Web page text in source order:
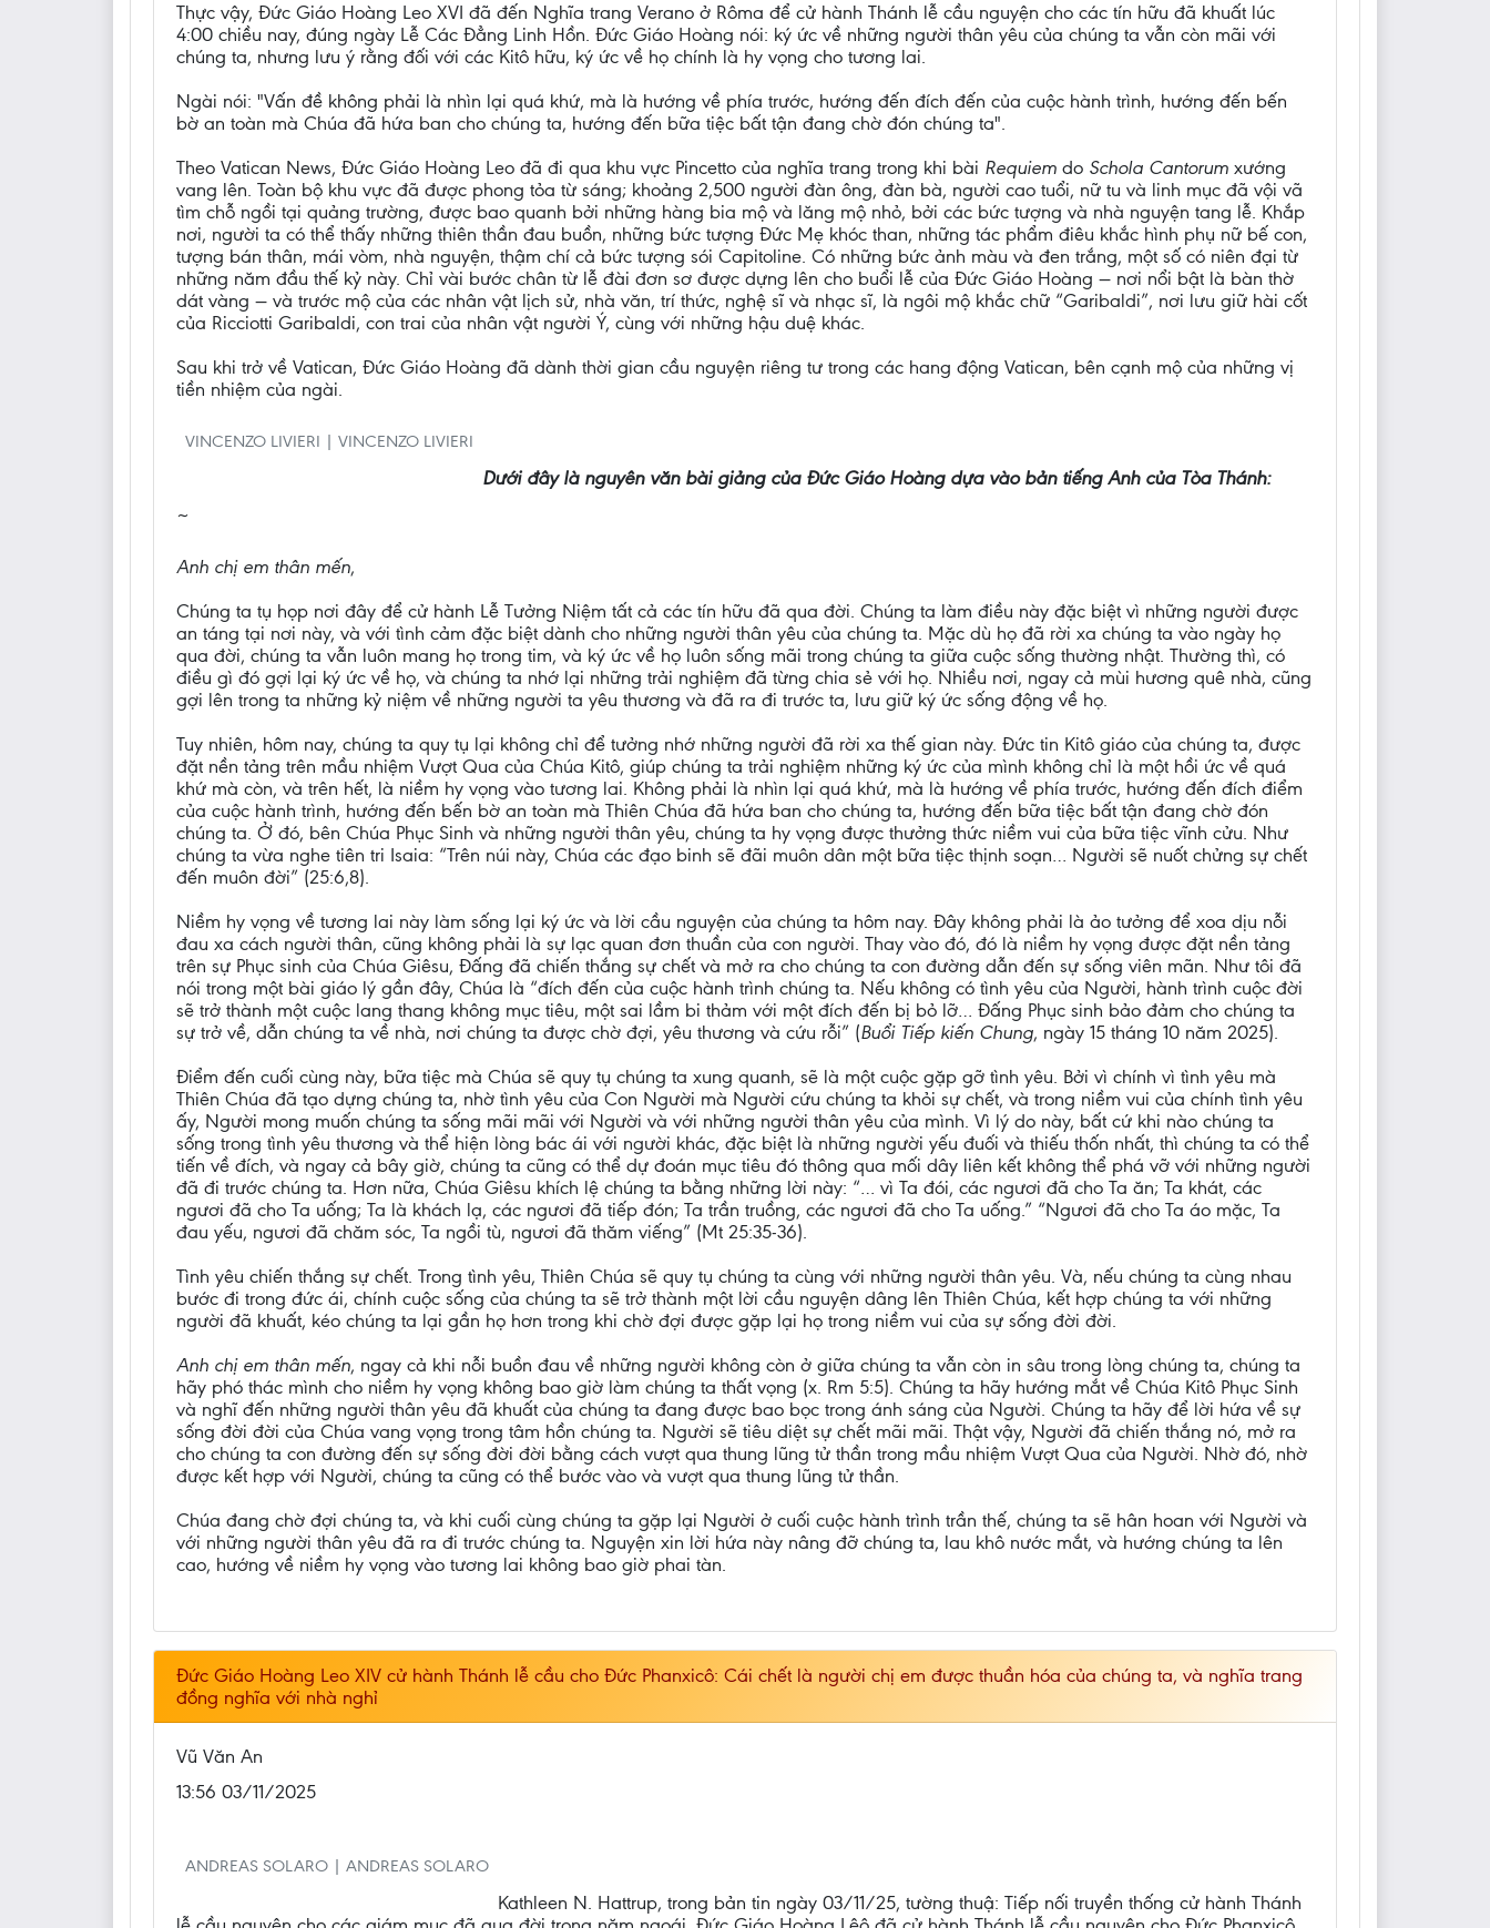
Thực vậy, Đức Giáo Hoàng Leo XVI đã đến Nghĩa trang Verano ở Rôma để cử hành Thánh lễ cầu nguyện cho các tín hữu đã khuất lúc
4:00 chiều nay, đúng ngày Lễ Các Đẳng Linh Hồn. Đức Giáo Hoàng nói: ký ức về những người thân yêu của chúng ta vẫn còn mãi với
chúng ta, nhưng lưu ý rằng đối với các Kitô hữu, ký ức về họ chính là hy vọng cho tương lai.
Ngài nói: "Vấn đề không phải là nhìn lại quá khứ, mà là hướng về phía trước, hướng đến đích đến của cuộc hành trình, hướng đến bến
bờ an toàn mà Chúa đã hứa ban cho chúng ta, hướng đến bữa tiệc bất tận đang chờ đón chúng ta".
Theo Vatican News, Đức Giáo Hoàng Leo đã đi qua khu vực Pincetto của nghĩa trang trong khi bài Requiem do Schola Cantorum xướng
vang lên. Toàn bộ khu vực đã được phong tỏa từ sáng; khoảng 2,500 người đàn ông, đàn bà, người cao tuổi, nữ tu và linh mục đã vội vã
tìm chỗ ngồi tại quảng trường, được bao quanh bởi những hàng bia mộ và lăng mộ nhỏ, bởi các bức tượng và nhà nguyện tang lễ. Khắp
nơi, người ta có thể thấy những thiên thần đau buồn, những bức tượng Đức Mẹ khóc than, những tác phẩm điêu khắc hình phụ nữ bế con,
tượng bán thân, mái vòm, nhà nguyện, thậm chí cả bức tượng sói Capitoline. Có những bức ảnh màu và đen trắng, một số có niên đại từ
những năm đầu thế kỷ này. Chỉ vài bước chân từ lễ đài đơn sơ được dựng lên cho buổi lễ của Đức Giáo Hoàng — nơi nổi bật là bàn thờ
dát vàng — và trước mộ của các nhân vật lịch sử, nhà văn, trí thức, nghệ sĩ và nhạc sĩ, là ngôi mộ khắc chữ “Garibaldi”, nơi lưu giữ hài cốt
của Ricciotti Garibaldi, con trai của nhân vật người Ý, cùng với những hậu duệ khác.
Sau khi trở về Vatican, Đức Giáo Hoàng đã dành thời gian cầu nguyện riêng tư trong các hang động Vatican, bên cạnh mộ của những vị
tiền nhiệm của ngài.
VINCENZO LIVIERI | VINCENZO LIVIERI
Dưới đây là nguyên văn bài giảng của Đức Giáo Hoàng dựa vào bản tiếng Anh của Tòa Thánh:
~
Anh chị em thân mến,
Chúng ta tụ họp nơi đây để cử hành Lễ Tưởng Niệm tất cả các tín hữu đã qua đời. Chúng ta làm điều này đặc biệt vì những người được
an táng tại nơi này, và với tình cảm đặc biệt dành cho những người thân yêu của chúng ta. Mặc dù họ đã rời xa chúng ta vào ngày họ
qua đời, chúng ta vẫn luôn mang họ trong tim, và ký ức về họ luôn sống mãi trong chúng ta giữa cuộc sống thường nhật. Thường thì, có
điều gì đó gợi lại ký ức về họ, và chúng ta nhớ lại những trải nghiệm đã từng chia sẻ với họ. Nhiều nơi, ngay cả mùi hương quê nhà, cũng
gợi lên trong ta những kỷ niệm về những người ta yêu thương và đã ra đi trước ta, lưu giữ ký ức sống động về họ.
Tuy nhiên, hôm nay, chúng ta quy tụ lại không chỉ để tưởng nhớ những người đã rời xa thế gian này. Đức tin Kitô giáo của chúng ta, được
đặt nền tảng trên mầu nhiệm Vượt Qua của Chúa Kitô, giúp chúng ta trải nghiệm những ký ức của mình không chỉ là một hồi ức về quá
khứ mà còn, và trên hết, là niềm hy vọng vào tương lai. Không phải là nhìn lại quá khứ, mà là hướng về phía trước, hướng đến đích điểm
của cuộc hành trình, hướng đến bến bờ an toàn mà Thiên Chúa đã hứa ban cho chúng ta, hướng đến bữa tiệc bất tận đang chờ đón
chúng ta. Ở đó, bên Chúa Phục Sinh và những người thân yêu, chúng ta hy vọng được thưởng thức niềm vui của bữa tiệc vĩnh cửu. Như
chúng ta vừa nghe tiên tri Isaia: “Trên núi này, Chúa các đạo binh sẽ đãi muôn dân một bữa tiệc thịnh soạn… Người sẽ nuốt chửng sự chết
đến muôn đời” (25:6,8).
Niềm hy vọng về tương lai này làm sống lại ký ức và lời cầu nguyện của chúng ta hôm nay. Đây không phải là ảo tưởng để xoa dịu nỗi
đau xa cách người thân, cũng không phải là sự lạc quan đơn thuần của con người. Thay vào đó, đó là niềm hy vọng được đặt nền tảng
trên sự Phục sinh của Chúa Giêsu, Đấng đã chiến thắng sự chết và mở ra cho chúng ta con đường dẫn đến sự sống viên mãn. Như tôi đã
nói trong một bài giáo lý gần đây, Chúa là “đích đến của cuộc hành trình chúng ta. Nếu không có tình yêu của Người, hành trình cuộc đời
sẽ trở thành một cuộc lang thang không mục tiêu, một sai lầm bi thảm với một đích đến bị bỏ lỡ… Đấng Phục sinh bảo đảm cho chúng ta
sự trở về, dẫn chúng ta về nhà, nơi chúng ta được chờ đợi, yêu thương và cứu rỗi” (Buổi Tiếp kiến Chung, ngày 15 tháng 10 năm 2025).
Điểm đến cuối cùng này, bữa tiệc mà Chúa sẽ quy tụ chúng ta xung quanh, sẽ là một cuộc gặp gỡ tình yêu. Bởi vì chính vì tình yêu mà
Thiên Chúa đã tạo dựng chúng ta, nhờ tình yêu của Con Người mà Người cứu chúng ta khỏi sự chết, và trong niềm vui của chính tình yêu
ấy, Người mong muốn chúng ta sống mãi mãi với Người và với những người thân yêu của mình. Vì lý do này, bất cứ khi nào chúng ta
sống trong tình yêu thương và thể hiện lòng bác ái với người khác, đặc biệt là những người yếu đuối và thiếu thốn nhất, thì chúng ta có thể
tiến về đích, và ngay cả bây giờ, chúng ta cũng có thể dự đoán mục tiêu đó thông qua mối dây liên kết không thể phá vỡ với những người
đã đi trước chúng ta. Hơn nữa, Chúa Giêsu khích lệ chúng ta bằng những lời này: “… vì Ta đói, các ngươi đã cho Ta ăn; Ta khát, các
ngươi đã cho Ta uống; Ta là khách lạ, các ngươi đã tiếp đón; Ta trần truồng, các ngươi đã cho Ta uống.” “Ngươi đã cho Ta áo mặc, Ta
đau yếu, ngươi đã chăm sóc, Ta ngồi tù, ngươi đã thăm viếng” (Mt 25:35-36).
Tình yêu chiến thắng sự chết. Trong tình yêu, Thiên Chúa sẽ quy tụ chúng ta cùng với những người thân yêu. Và, nếu chúng ta cùng nhau
bước đi trong đức ái, chính cuộc sống của chúng ta sẽ trở thành một lời cầu nguyện dâng lên Thiên Chúa, kết hợp chúng ta với những
người đã khuất, kéo chúng ta lại gần họ hơn trong khi chờ đợi được gặp lại họ trong niềm vui của sự sống đời đời.
Anh chị em thân mến, ngay cả khi nỗi buồn đau về những người không còn ở giữa chúng ta vẫn còn in sâu trong lòng chúng ta, chúng ta
hãy phó thác mình cho niềm hy vọng không bao giờ làm chúng ta thất vọng (x. Rm 5:5). Chúng ta hãy hướng mắt về Chúa Kitô Phục Sinh
và nghĩ đến những người thân yêu đã khuất của chúng ta đang được bao bọc trong ánh sáng của Người. Chúng ta hãy để lời hứa về sự
sống đời đời của Chúa vang vọng trong tâm hồn chúng ta. Người sẽ tiêu diệt sự chết mãi mãi. Thật vậy, Người đã chiến thắng nó, mở ra
cho chúng ta con đường đến sự sống đời đời bằng cách vượt qua thung lũng tử thần trong mầu nhiệm Vượt Qua của Người. Nhờ đó, nhờ
được kết hợp với Người, chúng ta cũng có thể bước vào và vượt qua thung lũng tử thần.
Chúa đang chờ đợi chúng ta, và khi cuối cùng chúng ta gặp lại Người ở cuối cuộc hành trình trần thế, chúng ta sẽ hân hoan với Người và
với những người thân yêu đã ra đi trước chúng ta. Nguyện xin lời hứa này nâng đỡ chúng ta, lau khô nước mắt, và hướng chúng ta lên
cao, hướng về niềm hy vọng vào tương lai không bao giờ phai tàn.
Đức Giáo Hoàng Leo XIV cử hành Thánh lễ cầu cho Đức Phanxicô: Cái chết là người chị em được thuần hóa của chúng ta, và nghĩa trang
đồng nghĩa với nhà nghỉ
Vũ Văn An
13:56 03/11/2025
ANDREAS SOLARO | ANDREAS SOLARO
Kathleen N. Hattrup, trong bản tin ngày 03/11/25, tường thuậ: Tiếp nối truyền thống cử hành Thánh